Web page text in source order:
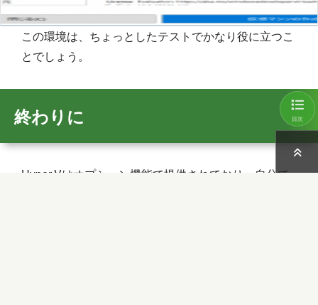
この環境は、ちょっとしたテストでかなり役に立つこ
とでしょう。
終わりに
Hyper-Vはオプション機能で提供されており、自分で
目次